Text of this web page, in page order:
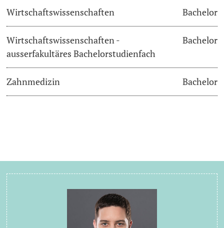
Wirtschaftswissenschaften Bachelor
Wirtschaftswissenschaften -
ausserfakultäres Bachelorstudienfach
Bachelor
Zahnmedizin Bachelor